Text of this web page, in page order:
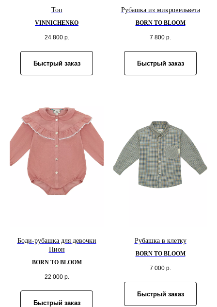
Топ
VINNICHENKO
24 800 р.
Быстрый заказ
Рубашка из микровельвета
BORN TO BLOOM
7 800 р.
Быстрый заказ
Боди-рубашка для девочки
Пион
BORN TO BLOOM
22 000 р.
Быстрый заказ
Рубашка в клетку
BORN TO BLOOM
7 000 р.
Быстрый заказ